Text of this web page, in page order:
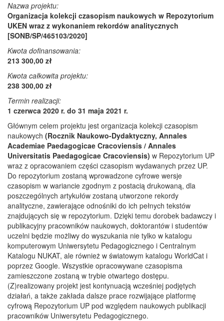
Nazwa projektu:
Organizacja kolekcji czasopism naukowych w Repozytorium
UKEN wraz z wykonaniem rekordów analitycznych
[SONB/SP/465103/2020]
Kwota dofinansowania:
213 300,00 zł
Kwota całkowita projektu:
238 300,00 zł
Termin realizacji:
1 czerwca 2020 r. do 31 maja 2021 r.
Głównym celem projektu jest organizacja kolekcji czasopism
naukowych (Rocznik Naukowo-Dydaktyczny, Annales
Academiae Paedagogicae Cracoviensis / Annales
Universitatis Paedagogicae Cracoviensis) w Repozytorium UP
wraz z opracowaniem części czasopism wydawanych przez UP.
Do repozytorium zostaną wprowadzone cyfrowe wersje
czasopism w wariancie zgodnym z postacią drukowaną, dla
poszczególnych artykułów zostaną utworzone rekordy
analityczne, zawierające odnośniki do ich pełnych tekstów
znajdujących się w repozytorium. Dzięki temu dorobek badawczy i
publikacyjny pracowników naukowych, doktorantów i studentów
uczelni będzie możliwy do wyszukania nie tylko w katalogu
komputerowym Uniwersytetu Pedagogicznego i Centralnym
Katalogu NUKAT, ale również w światowym katalogu WorldCat i
poprzez Google. Wszystkie opracowywane czasopisma
zamieszczone zostaną w trybie otwartego dostępu.
(Z)realizowany projekt jest kontynuacją wcześniej podjętych
działań, a także zakłada dalsze prace rozwijające platformę
cyfrową Repozytorium UP pod względem naukowych publikacji
pracowników Uniwersytetu Pedagogicznego.